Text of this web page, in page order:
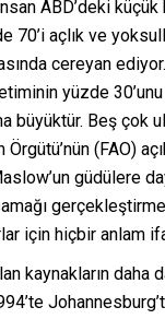
ABD’deki
70’i açlık ve
cereyan
yüzde
büyüktür. Beş çok
Örgütü’nün (FAO)
güdülere
için hiçbir anlam
kaynakların daha